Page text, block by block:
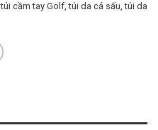
túi cầm tay Golf,túi da cá sấu,túi da